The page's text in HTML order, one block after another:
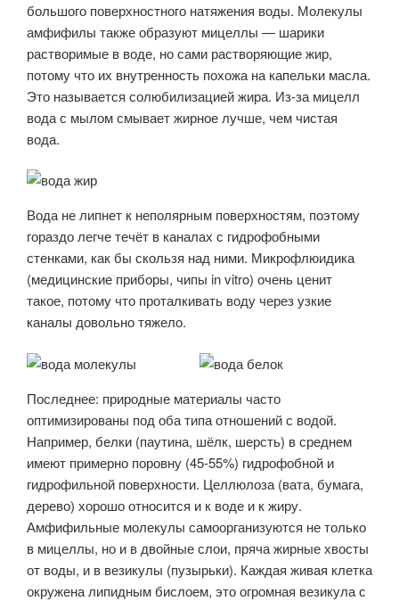
большого поверхностного натяжения воды. Молекулы
амфифилы также образуют мицеллы — шарики
растворимые в воде, но сами растворяющие жир,
потому что их внутренность похожа на капельки масла.
Это называется солюбилизацией жира. Из-за мицелл
вода с мылом смывает жирное лучше, чем чистая
вода.
Вода не липнет к неполярным поверхностям, поэтому
гораздо легче течёт в каналах с гидрофобными
стенками, как бы скользя над ними. Микрофлюидика
(медицинские приборы, чипы in vitro) очень ценит
такое, потому что проталкивать воду через узкие
каналы довольно тяжело.
Последнее: природные материалы часто
оптимизированы под оба типа отношений с водой.
Например, белки (паутина, шёлк, шерсть) в среднем
имеют примерно поровну (45-55%) гидрофобной и
гидрофильной поверхности. Целлюлоза (вата, бумага,
дерево) хорошо относится и к воде и к жиру.
Амфифильные молекулы самоорганизуются не только
в мицеллы, но и в двойные слои, пряча жирные хвосты
от воды, и в везикулы (пузырьки). Каждая живая клетка
окружена липидным бислоем, это огромная везикула с